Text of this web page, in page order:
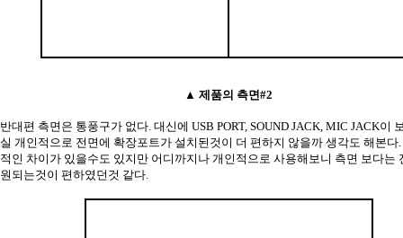
▲ 제품의 측면#2
반대편 측면은 통풍구가 없다. 대신에 USB PORT, SOUND JACK, MIC JACK이
실 개인적으로 전면에 확장포트가 설치된것이 더 편하지 않을까 생각도 해본다
적인 차이가 있을수도 있지만 어디까지나 개인적으로 사용해보니 측면 보다는
원되는것이 편하였던것 같다.